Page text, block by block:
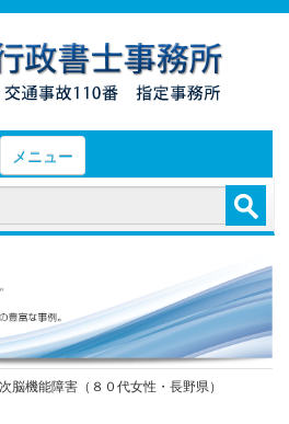
メニュー
（初回申請）
（異議申立）
脳機能障害（８０代女性・長野県）